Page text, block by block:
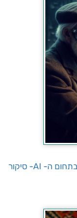
סיכום עונת החורף עד עתה בתחום ה- AI- סיקור